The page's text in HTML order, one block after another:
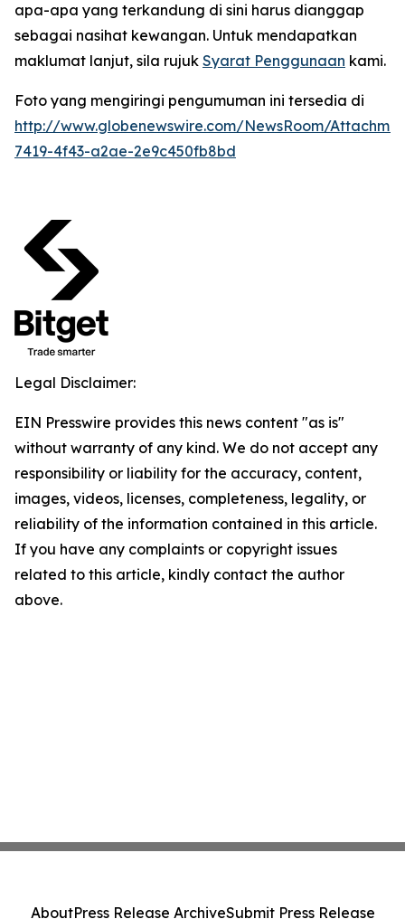
apa-apa yang terkandung di sini harus dianggap
sebagai nasihat kewangan. Untuk mendapatkan
maklumat lanjut, sila rujuk Syarat Penggunaan kami.
Foto yang mengiringi pengumuman ini tersedia di
http://www.globenewswire.com/NewsRoom/
7419-4f43-a2ae-2e9c450fb8bd
Legal Disclaimer:
EIN Presswire provides this news content "as is"
without warranty of any kind. We do not accept any
responsibility or liability for the accuracy, content,
images, videos, licenses, completeness, legality, or
reliability of the information contained in this article.
If you have any complaints or copyright issues
related to this article, kindly contact the author
above.
AboutPress Release ArchiveSubmit Press Release